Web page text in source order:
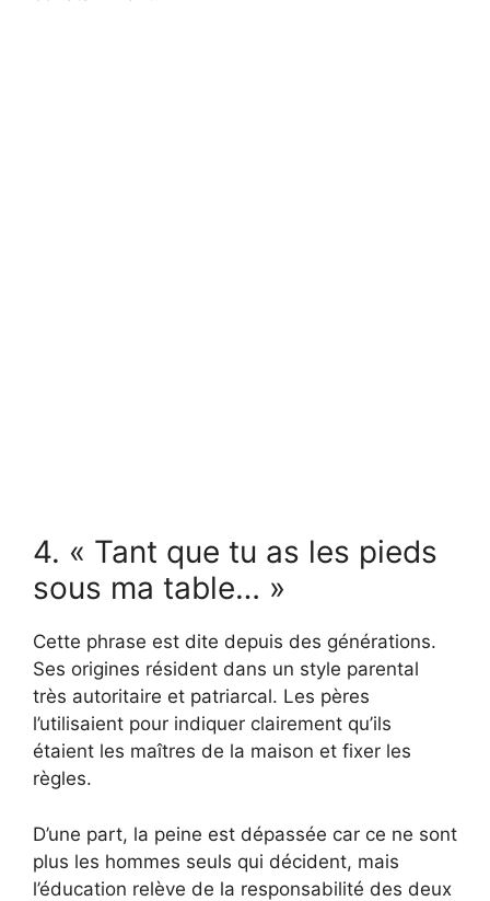
4. « Tant que tu as les pieds
sous ma table… »
Cette phrase est dite depuis des générations.
Ses origines résident dans un style parental
très autoritaire et patriarcal. Les pères
l’utilisaient pour indiquer clairement qu’ils
étaient les maîtres de la maison et fixer les
règles.
D’une part, la peine est dépassée car ce ne sont
plus les hommes seuls qui décident, mais
l’éducation relève de la responsabilité des deux